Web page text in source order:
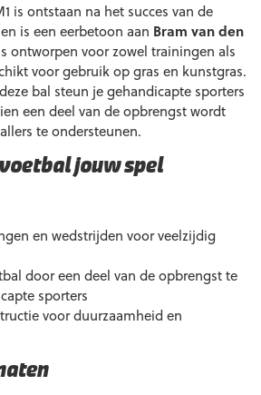
is ontstaan na het succes van de
is een eerbetoon aan Bram van den
ontworpen voor zowel trainingen als
voor gebruik op gras en kunstgras.
bal steun je gehandicapte sporters
een deel van de opbrengst wordt
te ondersteunen.
jouw spel
en wedstrijden voor veelzijdig
door een deel van de opbrengst te
sporters
voor duurzaamheid en